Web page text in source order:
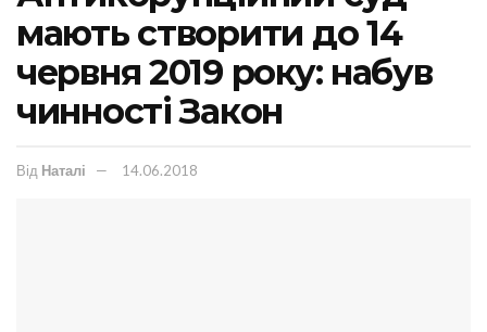
мають створити до 14
червня 2019 року: набув
чинності Закон
Від Наталі 14.06.2018